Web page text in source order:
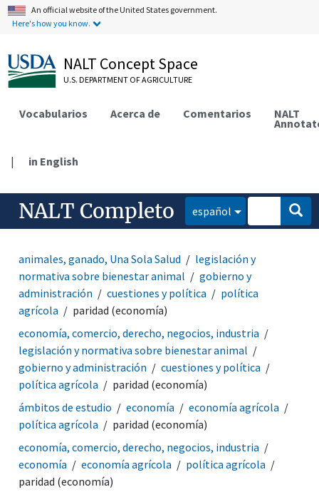
An official website of the United States government.
Here's how you know.
NALT Concept Space
U.S. DEPARTMENT OF AGRICULTURE
Vocabularios Acerca de Comentarios NALT
| in English
NALT Completo español
animales, ganado, Una Sola Salud
legislación y
normativa sobre bienestar animal
gobierno y
administración
cuestiones y política
política
agrícola
paridad (economía)
economía, comercio, derecho, negocios, industria
legislación y normativa sobre bienestar animal
gobierno y administración
cuestiones y política
política agrícola
paridad (economía)
ámbitos de estudio
economía
economía agrícola
política agrícola
paridad (economía)
economía, comercio, derecho, negocios, industria
economía
economía agrícola
política agrícola
paridad (economía)